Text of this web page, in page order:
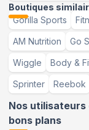
Boutiques
Gorilla Sports
AM Nutrition Go
Wiggle Body &
Sprinter Reebok
Nos utilisateurs
bons plans